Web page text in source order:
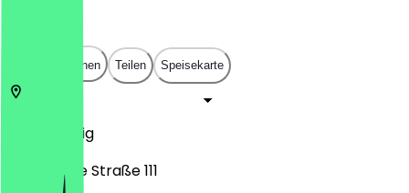
In App öffnen Teilen Speisekarte
Leipzig
Bornaische Straße 111